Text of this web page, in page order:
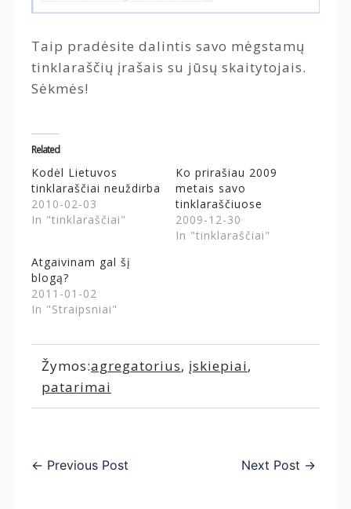
Taip pradėsite dalintis savo mėgstamų
tinklaraščių įrašais su jūsų skaitytojais.
Sėkmės!
Related
Kodėl Lietuvos
tinklaraščiai neuždirba
2010-02-03
In "tinklaraščiai"
Ko prirašiau 2009
metais savo
tinklaraščiuose
2009-12-30
In "tinklaraščiai"
Atgaivinam gal šį
blogą?
2011-01-02
In "Straipsniai"
Žymos:agregatorius, įskiepiai,
patarimai
← Previous Post Next Post →